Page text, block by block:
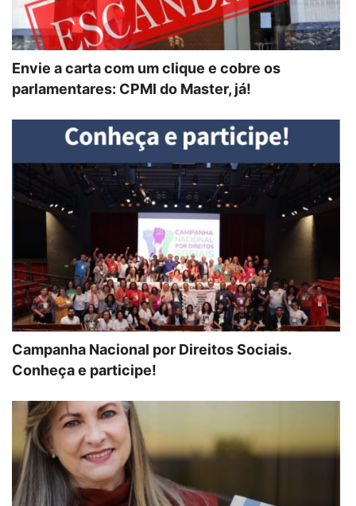
Envie a carta com um clique e cobre os
parlamentares: CPMI do Master, já!
Campanha Nacional por Direitos Sociais.
Conheça e participe!